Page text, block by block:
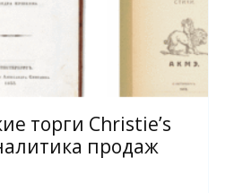
торги Christie’s
продаж